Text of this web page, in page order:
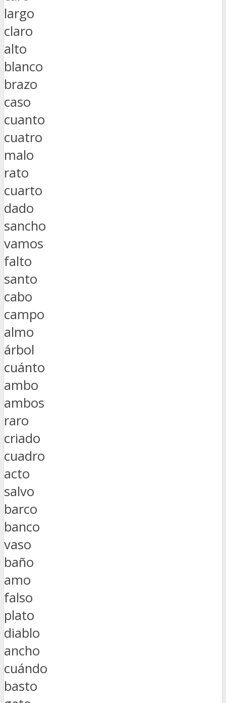
largo
claro
alto
blanco
brazo
caso
cuanto
cuatro
malo
rato
cuarto
dado
sancho
vamos
falto
santo
cabo
campo
almo
árbol
cuánto
ambo
ambos
raro
criado
cuadro
acto
salvo
barco
banco
vaso
baño
amo
falso
plato
diablo
ancho
cuándo
basto